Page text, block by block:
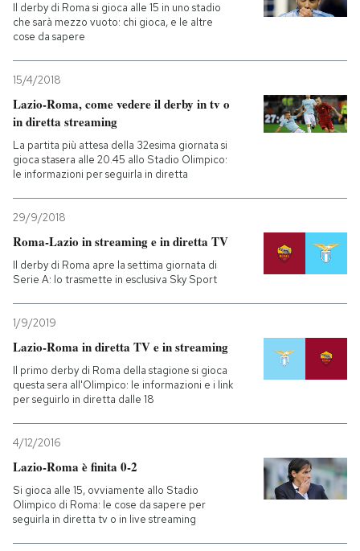
SHOP
CALENDARIO
AREA PERSONALE
Entra
Il derby di Roma si gioca alle 15 in uno stadio
che sarà mezzo vuoto: chi gioca, e le altre
cose da sapere
15/4/2018
Lazio-Roma, come vedere il derby in tv o
in diretta streaming
La partita più attesa della 32esima giornata si
gioca stasera alle 20.45 allo Stadio Olimpico:
le informazioni per seguirla in diretta
29/9/2018
Roma-Lazio in streaming e in diretta TV
Il derby di Roma apre la settima giornata di
Serie A: lo trasmette in esclusiva Sky Sport
1/9/2019
Lazio-Roma in diretta TV e in streaming
Il primo derby di Roma della stagione si gioca
questa sera all'Olimpico: le informazioni e i link
per seguirlo in diretta dalle 18
4/12/2016
Lazio-Roma è finita 0-2
Si gioca alle 15, ovviamente allo Stadio
Olimpico di Roma: le cose da sapere per
seguirla in diretta tv o in live streaming